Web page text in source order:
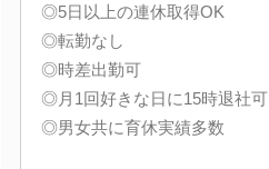
◎5日以上の連休取得OK
◎転勤なし
◎時差出勤可
◎月1回好きな日に15時退社可
◎男女共に育休実績多数